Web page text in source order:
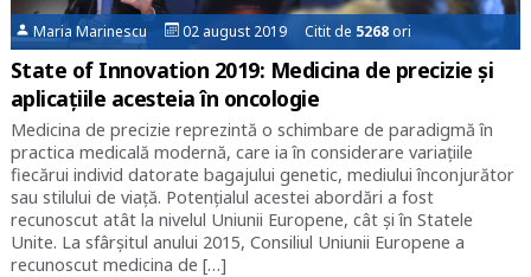
Maria Marinescu 02 august 2019 Citit de 5268ori
State of Innovation 2019: Medicina de precizie și
aplicațiile acesteia în oncologie
Medicina de precizie reprezintă o schimbare de paradigmă în
practica medicală modernă, care ia în considerare variațiile
fiecărui individ datorate bagajului genetic, mediului înconjurător
sau stilului de viață. Potențialul acestei abordări a fost
recunoscut atât la nivelul Uniunii Europene, cât și în Statele
Unite. La sfârșitul anului 2015, Consiliul Uniunii Europene a
recunoscut medicina de […]